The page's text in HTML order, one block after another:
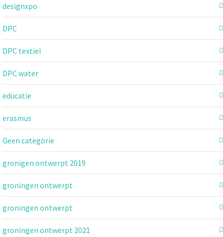
designxpo
DPC
DPC textiel
DPC water
educatie
erasmus
Geen categorie
gronigen ontwerpt 2019
groningen ontwerpt
groningen ontwerpt
groningen ontwerpt 2021